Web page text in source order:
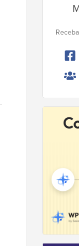
Lateral